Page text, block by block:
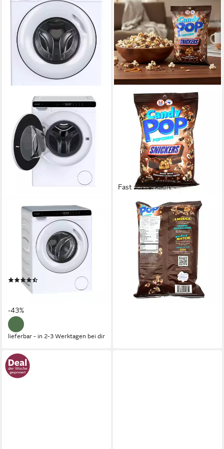
CANDY
Mini-Waschmaschine CW50-
BP12307WU-S
Kapazität Waschen
69 dB(A)
Betriebsgeräusch
1200 U/min
Schleuderdrehzahl
Produktdatenblatt
509,99 €
899,00 €
-43%
lieferbar - in 2-3 Werktagen bei dir
Fast ausverkauft
CANDY POP
Knabberei, 1 x 149 g, Candy
Pop Snickers Popcorn
7,95 €
(53,36 €/ 1 kg)
lieferbar - in 3-4 Werktagen bei dir